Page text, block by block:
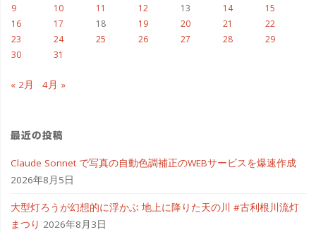
9
10 11 12 13 14
15
16
17 18 19 20 21
22
23
24 25 26 27 28
29
30
31
« 2月 4月 »
最近の投稿
Claude Sonnet で写真の自動色調補正のWEBサービスを爆速作成
2026年8月5日
大型灯ろうが幻想的に浮かぶ 地上に降りた天の川 #古利根川流灯
まつり 2026年8月3日